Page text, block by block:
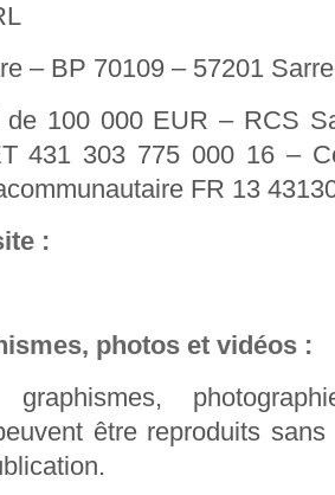
– BP 70109 – 57201
100 000 EUR – RCS
431 303 775 000 16 –
FR 13
:
photos et vidéos :
être reproduits